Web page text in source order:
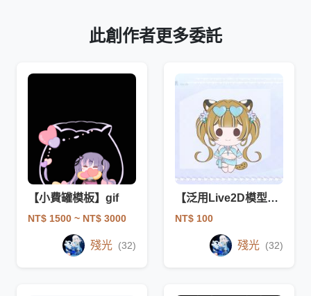
此創作者更多委託
【小費罐模板】gif
NT$ 1500 ~ NT$ 3000
殘光 (32)
【泛用Live2D模型】比基尼石虎Q版V皮（已建模）
NT$ 100
殘光 (32)